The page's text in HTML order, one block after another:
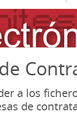
a los
de